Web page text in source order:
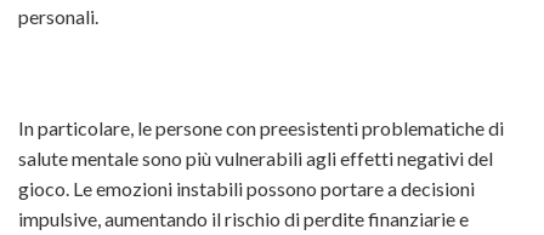
personali.
In particolare, le persone con preesistenti problematiche di
salute mentale sono più vulnerabili agli effetti negativi del
gioco. Le emozioni instabili possono portare a decisioni
impulsive, aumentando il rischio di perdite finanziarie e